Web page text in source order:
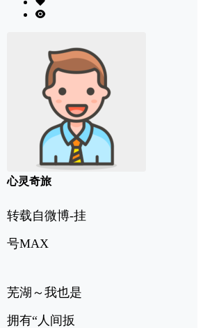
心灵奇旅
转载自微博-挂
号MAX
芜湖～我也是
拥有“人间扳